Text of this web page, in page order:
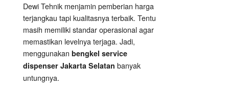
Dewi Tehnik menjamin pemberian harga
terjangkau tapi kualitasnya terbaik. Tentu
masih memiliki standar operasional agar
memastikan levelnya terjaga. Jadi,
menggunakan bengkel service
dispenser Jakarta Selatan banyak
untungnya.